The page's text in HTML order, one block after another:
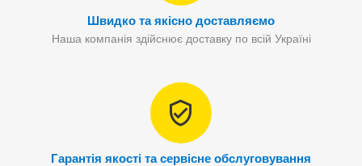
Швидко та якісно доставляємо
Наша компанія здійснює доставку по всій Україні
Гарантія якості та сервісне обслуговування